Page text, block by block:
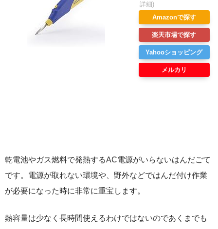
詳細)
Amazonで探す
楽天市場で探す
Yahooショッピング
メルカリ
乾電池やガス燃料で発熱するAC電源がいらないはんだごて
です。電源が取れない環境や、野外などではんだ付け作業
が必要になった時に非常に重宝します。
熱容量は少なく長時間使えるわけではないのであくまでも